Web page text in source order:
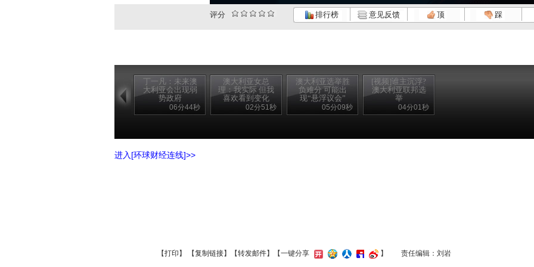
评分 排行榜 意见反馈 顶 踩
丁一凡：未来澳
大利亚会出现弱
势政府
06分44秒
澳大利亚女总
理：我实际 但我
喜欢看到变化
02分51秒
澳大利亚选举胜
负难分 可能出
现“悬浮议会”
05分09秒
[视频]谁主沉浮?
澳大利亚联邦选
举
04分01秒
进入[环球财经连线]>>
【打印 】 【复制链接】【转发邮件】 【一键分享 】 责任编辑：刘岩